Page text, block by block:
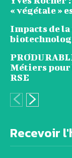
« végétale »
Impacts de la
Métiers pour
RSE
Recevoir